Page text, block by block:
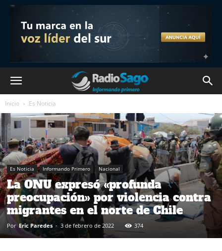
Inicio Es Noticia
Es Noticia Informando Primero Nacional
La ONU expresó «profunda
preocupación» por violencia contra
migrantes en el norte de Chile
Por Eric Paredes - 3 de febrero de 2022 374